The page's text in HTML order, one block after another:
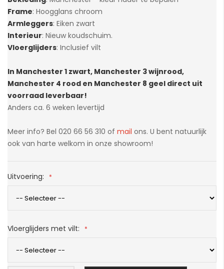
Frame: Hoogglans chroom
Armleggers: Eiken zwart
Interieur: Nieuw koudschuim.
Vloerglijders: Inclusief vilt
In Manchester 1 zwart, Manchester 3 wijnrood,
Manchester 4 rood en Manchester 8 geel direct uit
voorraad leverbaar!
Anders ca. 6 weken levertijd
Meer info? Bel 020 66 56 310 of mail ons. U bent natuurlijk
ook van harte welkom in onze showroom!
Uitvoering:
Vloerglijders met vilt: